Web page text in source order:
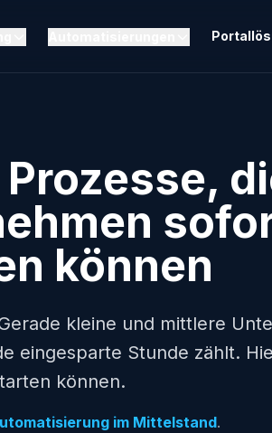
können
kleine und mittlere
eingesparte Stunde zählt.
können.
im Mittelstand.